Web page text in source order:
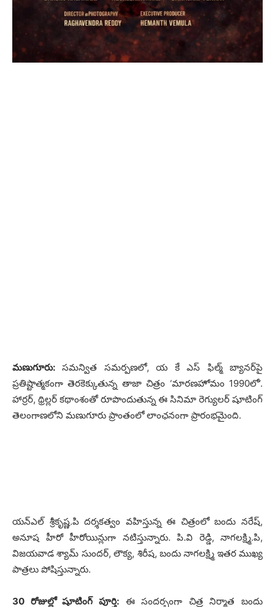
మణుగూరు: సమన్విత సమర్పణలో, య కే ఎస్ ఫిల్మ్ బ్యానర్‌పై
ప్రతిష్టాత్మకంగా తెరకెక్కుతున్న తాజా చిత్రం ‘మారణహోమం 1990లో’.
హార్రర్, థ్రిల్లర్ కథాంశంతో రూపొందుతున్న ఈ సినిమా రెగ్యులర్ షూటింగ్
తెలంగాణలోని మణుగూరు ప్రాంతంలో లాంఛనంగా ప్రారంభమైంది.
యన్ఎల్ శ్రీకృష్ణ.పి దర్శకత్వం వహిస్తున్న ఈ చిత్రంలో బందు నరేష్,
అనూష హీరో హీరోయిన్లుగా నటిస్తున్నారు. పి.వి రెడ్డి, నాగలక్ష్మి.పి,
విజయవాడ శ్యామ్ సుందర్, లౌక్య, శిరీష, బందు నాగలక్ష్మి ఇతర ముఖ్య
పాత్రలు పోషిస్తున్నారు.
30 రోజుల్లో షూటింగ్ పూర్తి:ఈ సందర్భంగా చిత్ర నిర్మాత బందు